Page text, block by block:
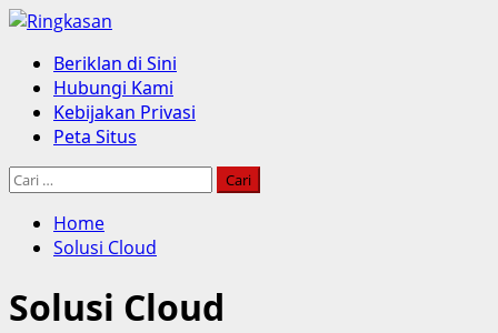
Skip
content
Primary
Menu
Beriklan di Sini
Hubungi Kami
Kebijakan Privasi
Peta Situs
Cari
Home
Solusi Cloud
Solusi Cloud